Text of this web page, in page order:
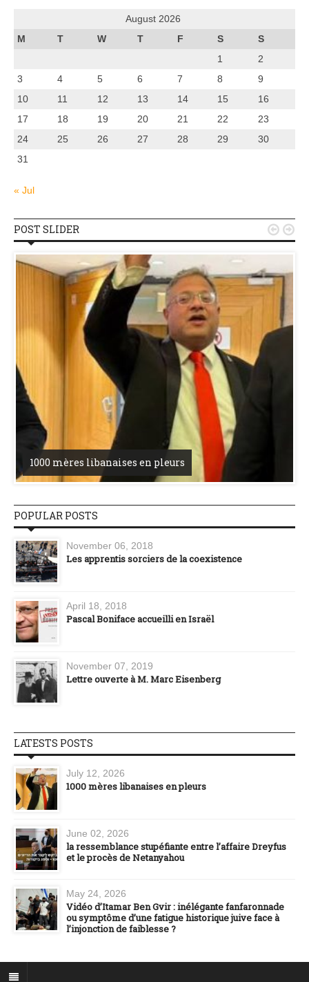
August 2026
M
T W T F S
S
1
2
3
4 5 6 7 8
9
10
11 12 13 14 15
16
17
18 19 20 21 22
23
24
25 26 27 28 29
30
31
« Jul
POST SLIDER
1000 mères libanaises en pleurs
 
POPULAR POSTS
November 06, 2018
Les apprentis sorciers de la coexistence
April 18, 2018
Pascal Boniface accueilli en Israël
November 07, 2019
Lettre ouverte à M. Marc Eisenberg
LATESTS POSTS
July 12, 2026
1000 mères libanaises en pleurs
June 02, 2026
la ressemblance stupéfiante entre l’affaire Dreyfus
et le procès de Netanyahou
May 24, 2026
Vidéo d’Itamar Ben Gvir : inélégante fanfaronnade
ou symptôme d’une fatigue historique juive face à
l’injonction de faiblesse ?